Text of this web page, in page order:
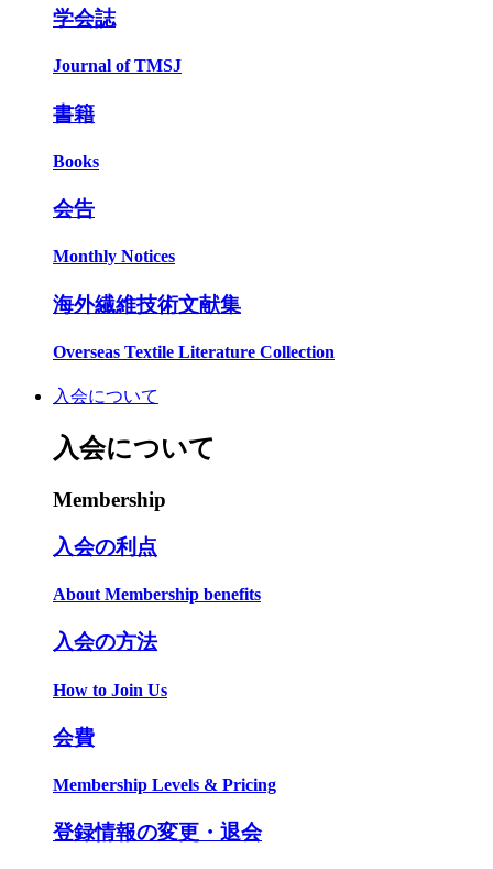
学会誌
Journal of TMSJ
書籍
Books
会告
Monthly Notices
海外繊維技術文献集
Overseas Textile Literature Collection
入会について
入会について
Membership
入会の利点
About Membership benefits
入会の方法
How to Join Us
会費
Membership Levels & Pricing
登録情報の変更・退会